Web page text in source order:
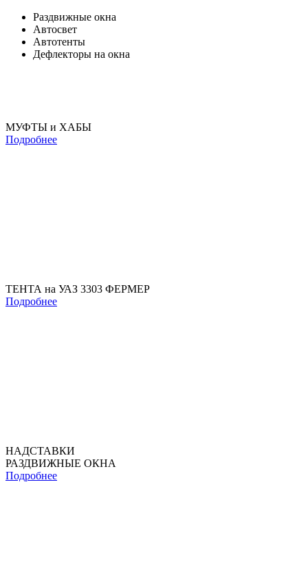
Раздвижные окна
Автосвет
Автотенты
Дефлекторы на окна
МУФТЫ и ХАБЫ
Подробнее
ТЕНТА на УАЗ 3303 ФЕРМЕР
Подробнее
НАДСТАВКИ
РАЗДВИЖНЫЕ ОКНА
Подробнее